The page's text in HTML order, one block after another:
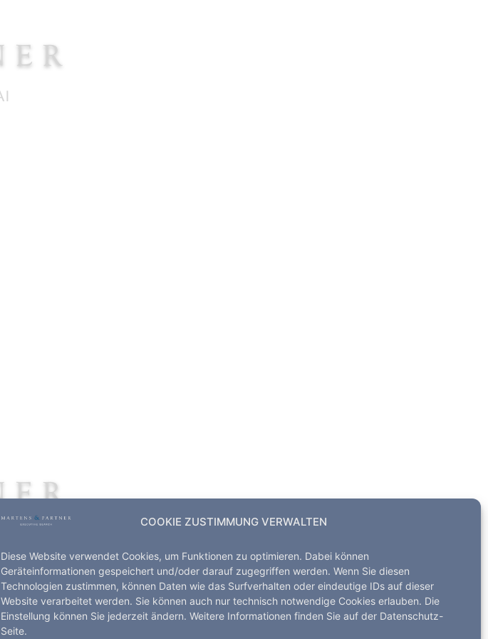
COOKIE ZUSTIMMUNG VERWALTEN
Diese Website verwendet Cookies, um Funktionen zu optimieren. Dabei können
Geräteinformationen gespeichert und/oder darauf zugegriffen werden. Wenn Sie diesen
Technologien zustimmen, können Daten wie das Surfverhalten oder eindeutige IDs auf dieser
Website verarbeitet werden. Sie können auch nur technisch notwendige Cookies erlauben. Die
Einstellung können Sie jederzeit ändern. Weitere Informationen finden Sie auf der Datenschutz-
Seite.
Kontakt Alle Rechte vorbehalten